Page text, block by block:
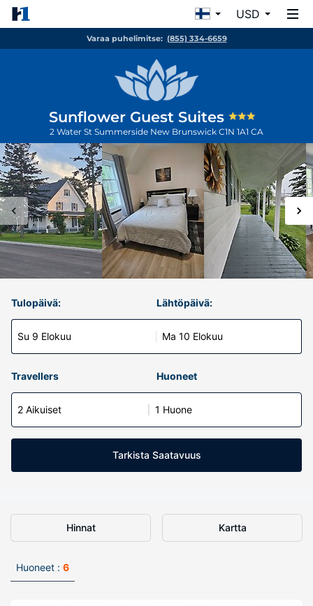
USD
Varaa puhelimitse: (855) 334-6659
Sunflower Guest Suites
2 Water St Summerside New Brunswick C1N 1A1 CA
Tulopäivä:
Su 9 Elokuu
Lähtöpäivä:
Ma 10 Elokuu
Travellers Huoneet
2 Aikuiset 1 Huone
Tarkista Saatavuus
Hinnat Kartta
Huoneet : 6